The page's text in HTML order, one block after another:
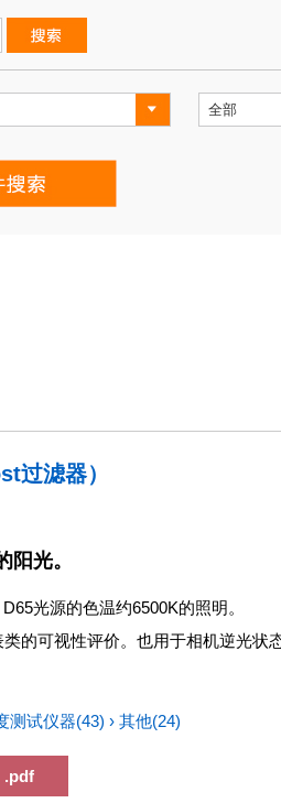
过滤器）
光。
光源的色温约6500K的照明。
的可视性评价。也用于相机逆光状
测试仪器(43) › 其他(24)
.pdf